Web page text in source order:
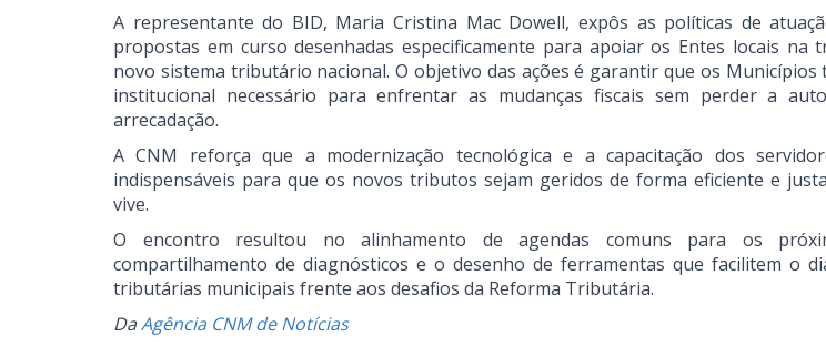
A representante do BID, Maria Cristina Mac Dowell, expôs as políticas de
propostas em curso desenhadas especificamente para apoiar os Entes locais na
novo sistema tributário nacional. O objetivo das ações é garantir que os
institucional necessário para enfrentar as mudanças fiscais sem perder a
arrecadação.
A CNM reforça que a modernização tecnológica e a capacitação dos
indispensáveis para que os novos tributos sejam geridos de forma eficiente e
vive.
O encontro resultou no alinhamento de agendas comuns para os
compartilhamento de diagnósticos e o desenho de ferramentas que facilitem o
tributárias municipais frente aos desafios da Reforma Tributária.
DaAgência CNM de Notícias